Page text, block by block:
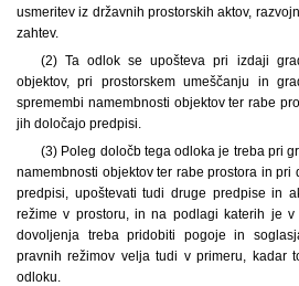
usmeritev iz državnih prostorskih aktov,
zahtev.
(2) Ta odlok se upošteva pri izdaji
objektov, pri prostorskem umeščanju in
spremembi namembnosti objektov ter rabe
jih določajo predpisi.
(3) Poleg določb tega odloka je treba pri
namembnosti objektov ter rabe prostora in
predpisi, upoštevati tudi druge predpise in
režime v prostoru, in na podlagi katerih je v
dovoljenja treba pridobiti pogoje in
pravnih režimov velja tudi v primeru, kadar
odloku.